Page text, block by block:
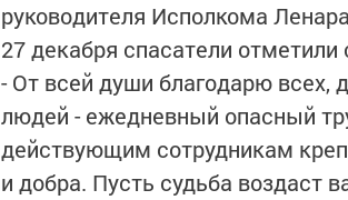
руководителя Исполкома
27 декабря спасатели
- От всей души благодарю всех,
людей - ежедневный опасный
действующим сотрудникам
и добра. Пусть судьба воздаст